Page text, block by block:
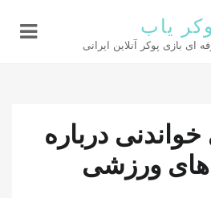
یاب
ای بازی پوکر آنلاین ایرانی
درباره
ورزشی